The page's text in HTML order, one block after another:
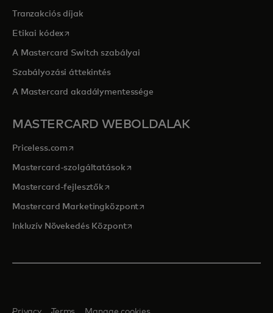
Tranzakciós díjak
Etikai kódexopens in a new tab
A Mastercard Switch szabályai
Szabályozási áttekintés
A Mastercard akadálymentessége
MASTERCARD WEBOLDALAK
Priceless.com opens in a new tab
Mastercard-szolgáltatásokopens in a new tab
Mastercard-fejlesztők opens in a new tab
Mastercard Marketingközpontopens in a new tab
Inkluzív Növekedés Központopens in a new tab